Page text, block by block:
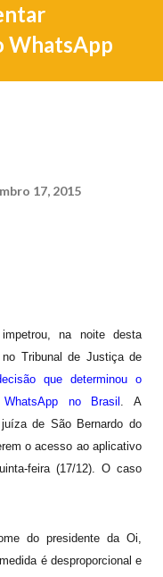
WhatsApp
17, 2015
na noite desta
no Tribunal de Justiça de
que determinou o
no Brasil . A
de São Bernardo do
o acesso ao aplicativo
feira (17/12). O caso
do presidente da Oi,
é desproporcional e